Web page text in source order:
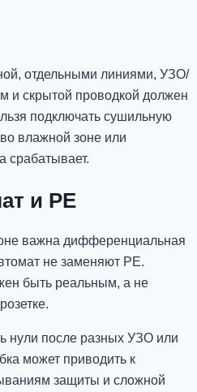
отдельными линиями, УЗО/
и скрытой проводкой должен
подключать сушильную
влажной зоне или
срабатывает.
и PE
важна дифференциальная
не заменяют PE.
быть реальным, а не
нули после разных УЗО или
может приводить к
защиты и сложной